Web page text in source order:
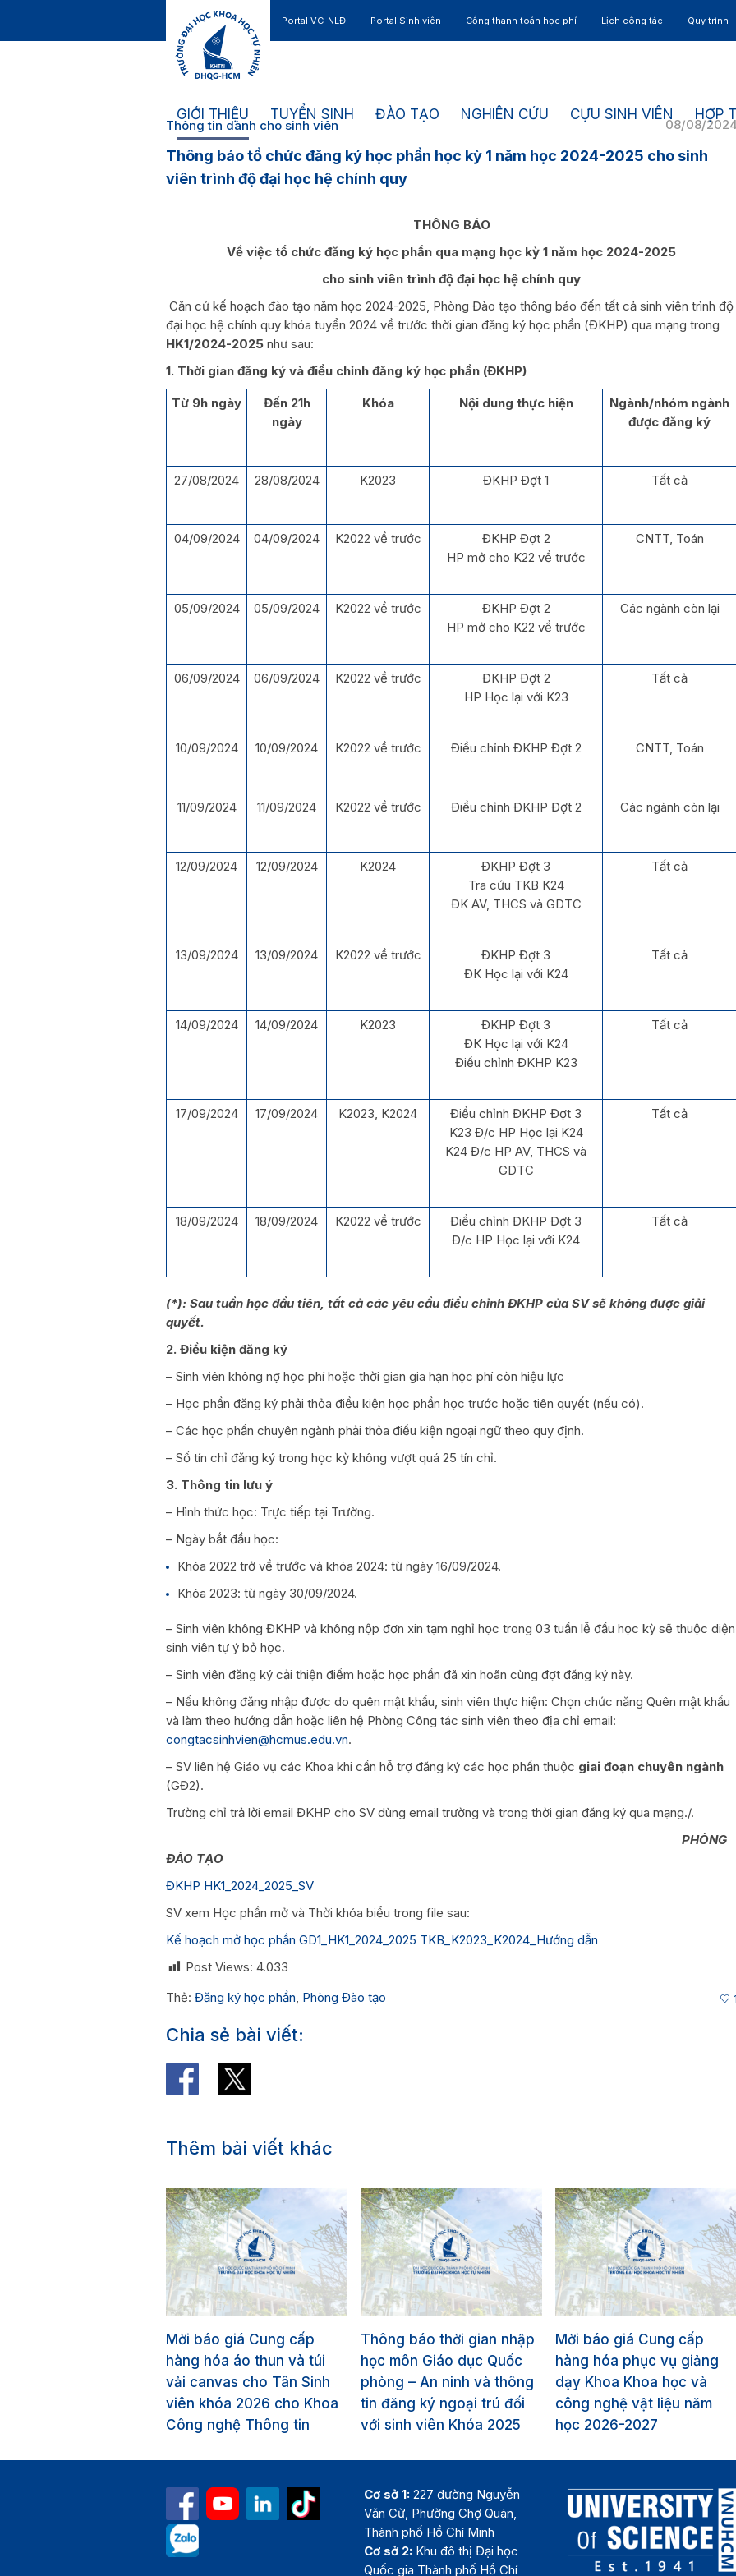
Portal VC-NLĐ Portal Sinh viên Cổng thanh toán học phí Lịch công tác Quy trình
GIỚI THIỆU TUYỂN SINH ĐÀO TẠO NGHIÊN CỨU CỰU SINH VIÊN HỢP
08/08/
Thông tin dành cho sinh viên
Thông báo tổ chức đăng ký học phần học kỳ 1 năm học 2024-2025 cho sinh
viên trình độ đại học hệ chính quy
THÔNG BÁO
Về việc tổ chức đăng ký học phần qua mạng học kỳ 1 năm học 2024-2025
cho sinh viên trình độ đại học hệ chính quy
Căn cứ kế hoạch đào tạo năm học 2024-2025, Phòng Đào tạo thông báo đến tất cả sinh viên trình độ
đại học hệ chính quy khóa tuyển 2024 về trước thời gian đăng ký học phần (ĐKHP) qua mạng trong
HK1/2024-2025 như sau:
1. Thời gian đăng ký và điều chỉnh đăng ký học phần (ĐKHP)
Từ 9h ngày
Đến 21h
ngày
Khóa Nội dung thực hiện
Ngành/nhóm ngành
được đăng ký
27/08/2024 28/08/2024 K2023 ĐKHP Đợt 1 Tất cả
04/09/2024 04/09/2024 K2022 về trước
ĐKHP Đợt 2
HP mở cho K22 về trước
CNTT, Toán
05/09/2024 05/09/2024 K2022 về trước
ĐKHP Đợt 2
HP mở cho K22 về trước
Các ngành còn lại
06/09/2024 06/09/2024 K2022 về trước
ĐKHP Đợt 2
HP Học lại với K23
Tất cả
10/09/2024 10/09/2024 K2022 về trước Điều chỉnh ĐKHP Đợt 2 CNTT, Toán
11/09/2024 11/09/2024 K2022 về trước Điều chỉnh ĐKHP Đợt 2 Các ngành còn lại
12/09/2024 12/09/2024 K2024
ĐKHP Đợt 3
Tra cứu TKB K24
ĐK AV, THCS và GDTC
Tất cả
13/09/2024 13/09/2024 K2022 về trước
ĐKHP Đợt 3
ĐK Học lại với K24
Tất cả
14/09/2024 14/09/2024 K2023
ĐKHP Đợt 3
ĐK Học lại với K24
Điều chỉnh ĐKHP K23
Tất cả
17/09/2024 17/09/2024 K2023, K2024
Điều chỉnh ĐKHP Đợt 3
K23 Đ/c HP Học lại K24
K24 Đ/c HP AV, THCS và
GDTC
Tất cả
18/09/2024 18/09/2024 K2022 về trước
Điều chỉnh ĐKHP Đợt 3
Đ/c HP Học lại với K24
Tất cả
(*): Sau tuần học đầu tiên, tất cả các yêu cầu điều chỉnh ĐKHP của SV sẽ không được giải
quyết.
2. Điều kiện đăng ký
– Sinh viên không nợ học phí hoặc thời gian gia hạn học phí còn hiệu lực
– Học phần đăng ký phải thỏa điều kiện học phần học trước hoặc tiên quyết (nếu có).
– Các học phần chuyên ngành phải thỏa điều kiện ngoại ngữ theo quy định.
– Số tín chỉ đăng ký trong học kỳ không vượt quá 25 tín chỉ.
3. Thông tin lưu ý
– Hình thức học: Trực tiếp tại Trường.
– Ngày bắt đầu học:
Khóa 2022 trở về trước và khóa 2024: từ ngày 16/09/2024.
Khóa 2023: từ ngày 30/09/2024.
– Sinh viên không ĐKHP và không nộp đơn xin tạm nghỉ học trong 03 tuần lễ đầu học kỳ sẽ thuộc diện
sinh viên tự ý bỏ học.
– Sinh viên đăng ký cải thiện điểm hoặc học phần đã xin hoãn cùng đợt đăng ký này.
– Nếu không đăng nhập được do quên mật khẩu, sinh viên thực hiện: Chọn chức năng Quên mật khẩu
và làm theo hướng dẫn hoặc liên hệ Phòng Công tác sinh viên theo địa chỉ email:
congtacsinhvien@hcmus.edu.vn.
– SV liên hệ Giáo vụ các Khoa khi cần hỗ trợ đăng ký các học phần thuộc giai đoạn chuyên ngành
(GĐ2).
Trường chỉ trả lời email ĐKHP cho SV dùng email trường và trong thời gian đăng ký qua mạng./.
PHÒNG
ĐÀO TẠO
ĐKHP HK1_2024_2025_SV
SV xem Học phần mở và Thời khóa biểu trong file sau:
Kế hoạch mở học phần GD1_HK1_2024_2025 TKB_K2023_K2024_Hướng dẫn
Post Views: 4.033
Thẻ: Đăng ký học phần, Phòng Đào tạo 1
Chia sẻ bài viết:
Thêm bài viết khác
Mời báo giá Cung cấp
hàng hóa áo thun và túi
vải canvas cho Tân Sinh
viên khóa 2026 cho Khoa
Công nghệ Thông tin
Thông báo thời gian nhập
học môn Giáo dục Quốc
phòng – An ninh và thông
tin đăng ký ngoại trú đối
với sinh viên Khóa 2025
Mời báo giá Cung cấp
hàng hóa phục vụ giảng
dạy Khoa Khoa học và
công nghệ vật liệu năm
học 2026-2027
Cơ sở 1: 227 đường Nguyễn
Văn Cừ, Phường Chợ Quán,
Thành phố Hồ Chí Minh
Cơ sở 2: Khu đô thị Đại học
Quốc gia Thành phố Hồ Chí